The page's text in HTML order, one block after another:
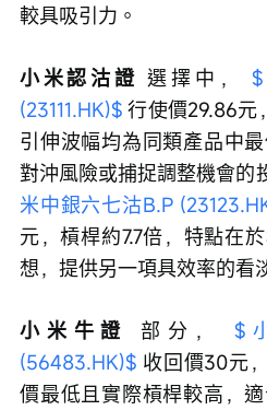
較具吸引力。
小米認沽證 選擇中，
(23111.HK)$ 行使價29.86元
引伸波幅均為同類產品中
對沖風險或捕捉調整機會的
米中銀六七沽B.P
元，槓桿約7.7倍，特點在
想，提供另一項具效率的看
小米牛證 部分， $
(56483.HK)$ 收回價30元
價最低且實際槓桿較高，